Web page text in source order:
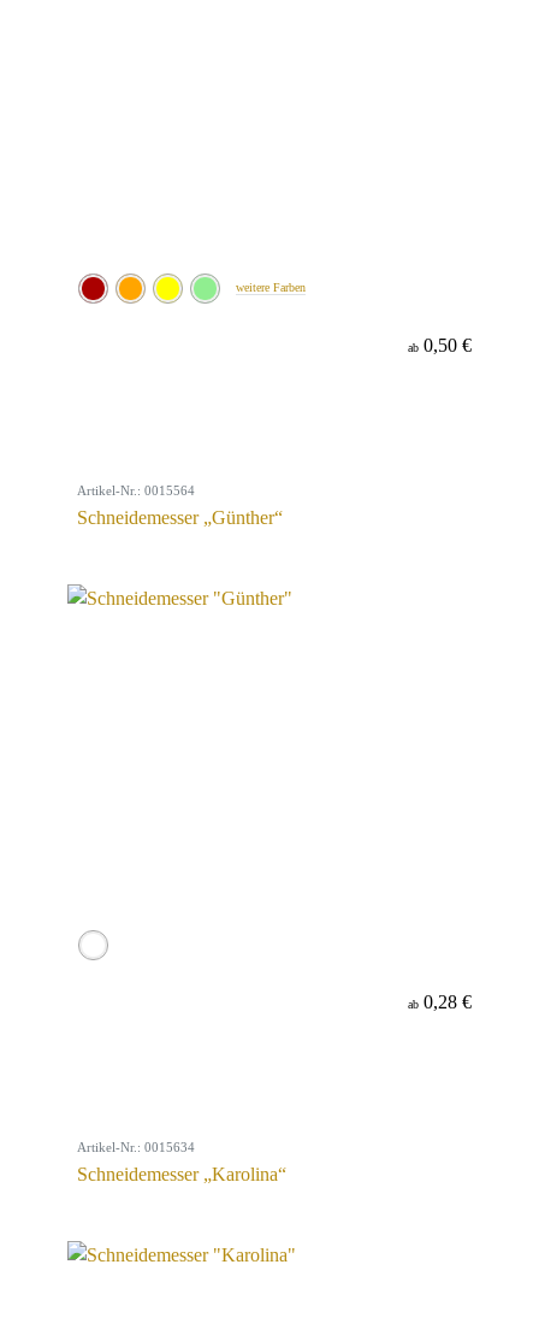
weitere Farben
ab 0,50 €
Artikel-Nr.: 0015564
Schneidemesser „Günther“
ab 0,28 €
Artikel-Nr.: 0015634
Schneidemesser „Karolina“